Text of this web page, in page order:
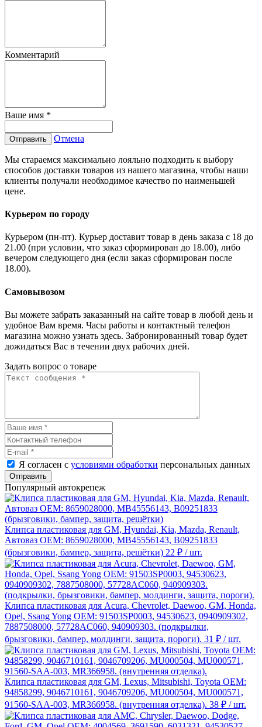
Комментарий
Ваше имя *
Отправить Отмена
Мы стараемся максимально лояльно подходить к выбору
способов доставки товаров из нашего магазина, чтобы наши
клиенты получали необходимое качество по наименьшей
цене.
Курьером по городу
Курьером (пн-пт). Курьер доставит товар в день заказа с 18 до
21.00 (при условии, что заказ сформирован до 18.00), либо
вечером следующего дня (если заказ сформирован после
18.00).
Самовывозом
Вы можете забрать заказанный на сайте товар в любой день и
удобное Вам время. Часы работы и контактный телефон
магазина можно узнать здесь. Забронированный товар будет
дожидаться Вас в течении двух рабочих дней.
Задать вопрос о товаре
Я согласен с условиями обработки персональных данных
Отправить
Популярный автокрепеж
Клипса пластиковая для GM, Hyundai, Kia, Mazda, Renault,
Автоваз ОЕМ: 8659028000, MB45556143, B09251833
(брызговики, бампер, защита, решётки) 22 ₽ / шт.
Клипса пластиковая для Acura, Chevrolet, Daewoo, GM, Honda,
Opel, Ssang Yong ОЕМ: 91503SP0003, 94530623, 0940909302,
7887508000, 57728AC060, 940909303. (подкрылки,
брызговики, бампер, молдинги, защита, пороги). 31 ₽ / шт.
Клипса пластиковая для GM, Lexus, Mitsubishi, Toyota ОЕМ:
94858299, 9046710161, 9046709206, MU000504, MU000571,
91560-SAA-003, MR366958. (внутренняя отделка). 38 ₽ / шт.